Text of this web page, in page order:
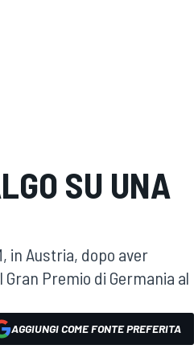
SU UNA
in Austria, dopo aver
Premio di Germania al
AGGIUNGI COME FONTE PREFERITA